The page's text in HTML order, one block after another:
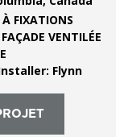
À FIXATIONS
VENTILÉE
Flynn